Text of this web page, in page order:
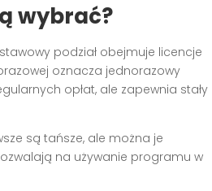
wybrać?
podział obejmuje licencje
oznacza jednorazowy
opłat, ale zapewnia stały
są tańsze, ale można je
na używanie programu w